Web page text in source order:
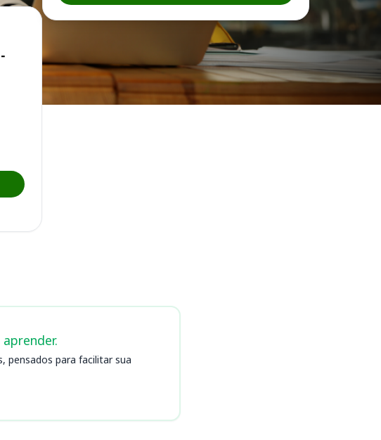
aprender.
pensados para facilitar sua